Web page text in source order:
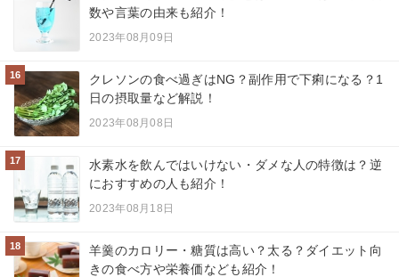
数や言葉の由来も紹介！
2023年08月09日
16
クレソンの食べ過ぎはNG？副作用で下痢になる？1
日の摂取量など解説！
2023年08月08日
17
水素水を飲んではいけない・ダメな人の特徴は？逆
におすすめの人も紹介！
2023年08月18日
18
羊羹のカロリー・糖質は高い？太る？ダイエット向
きの食べ方や栄養価なども紹介！